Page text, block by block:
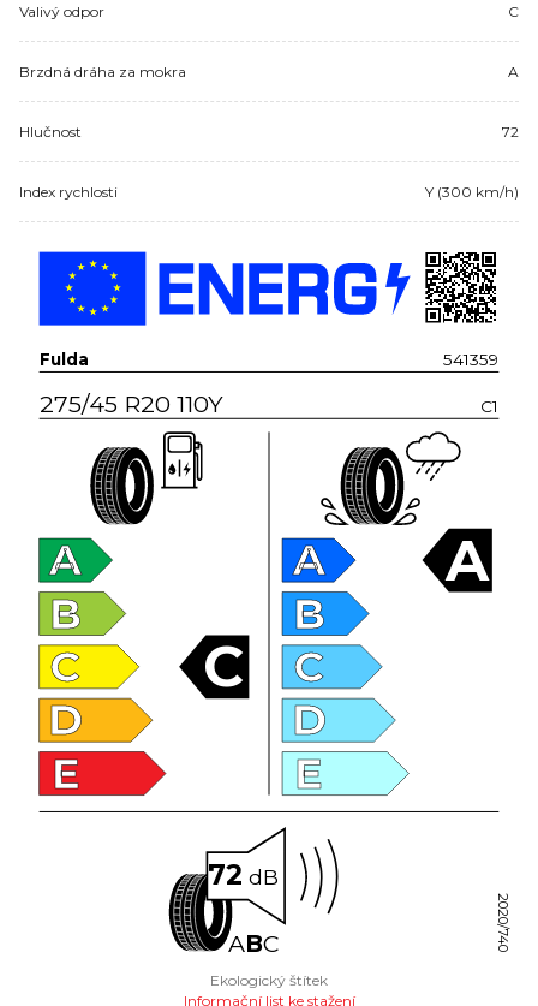
Valivý odpor C
Brzdná dráha za mokra A
Hlučnost 72
Index rychlosti Y (300 km/h)
Fulda 541359
275/45 R20 110Y C1
A
B
C
D
E
C
A
B
C
D
E
A
72 dB
ABC 2020/740
Ekologický štítek
Informační list ke stažení